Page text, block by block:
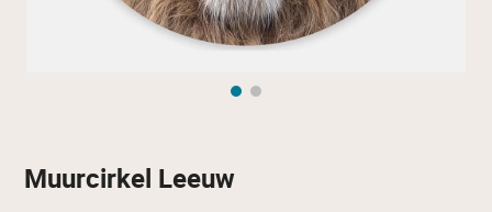
Muurcirkel Leeuw